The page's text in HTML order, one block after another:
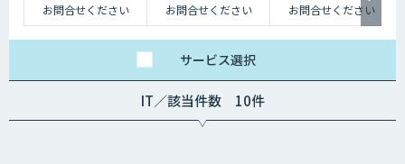
お問合せください
お問合せください お問合せください
サービス選択
IT／該当件数 10件